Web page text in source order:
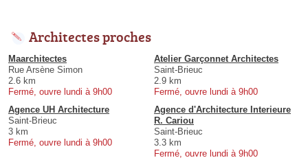
Architectes proches
Maarchitectes
Rue Arsène Simon
2.6 km
Fermé, ouvre lundi à 9h00
Atelier Garçonnet Architectes
Saint-Brieuc
2.9 km
Fermé, ouvre lundi à 9h00
Agence UH Architecture
Saint-Brieuc
3 km
Fermé, ouvre lundi à 9h00
Agence d'Architecture Interieure
R. Cariou
Saint-Brieuc
3.3 km
Fermé, ouvre lundi à 9h00